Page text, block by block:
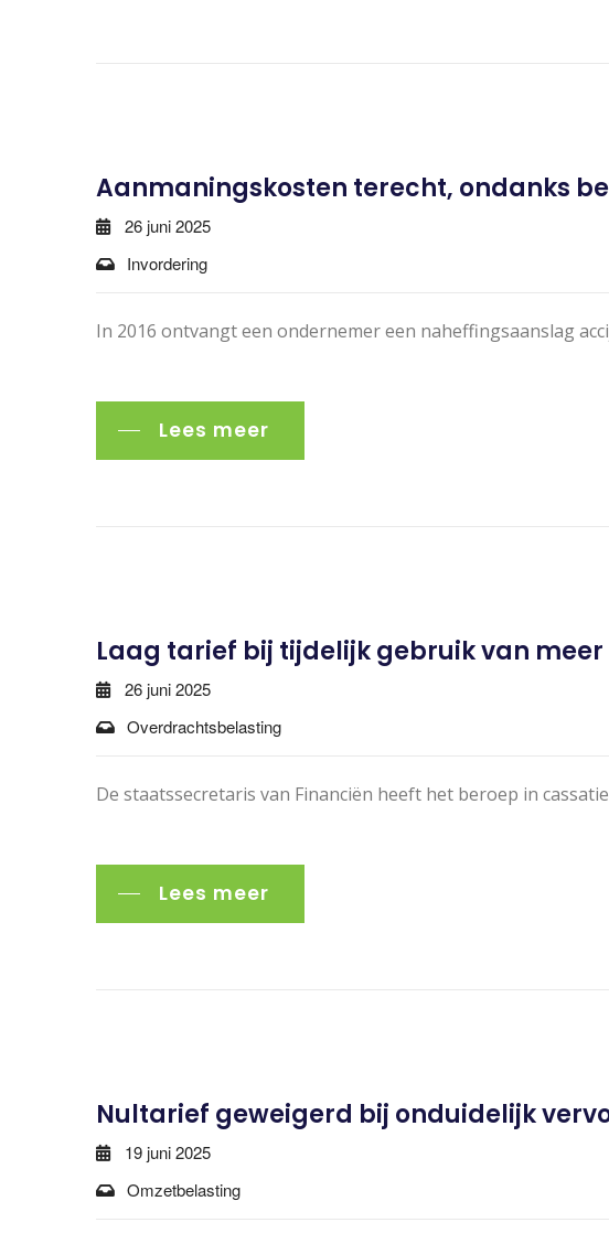
Aanmaningskosten terecht, ondanks
26 juni 2025
Invordering
In 2016 ontvangt een ondernemer een naheffingsaanslag
Lees meer
Laag tarief bij tijdelijk gebruik van
26 juni 2025
Overdrachtsbelasting
De staatssecretaris van Financiën heeft het beroep in
Lees meer
Nultarief geweigerd bij onduidelijk
19 juni 2025
Omzetbelasting